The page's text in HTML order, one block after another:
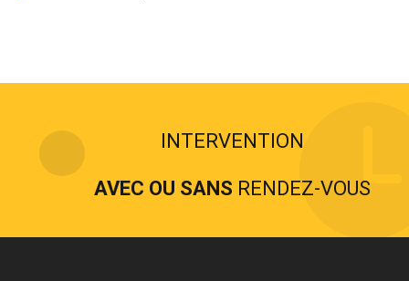
INTERVENTION
AVEC OU SANS RENDEZ-VOUS